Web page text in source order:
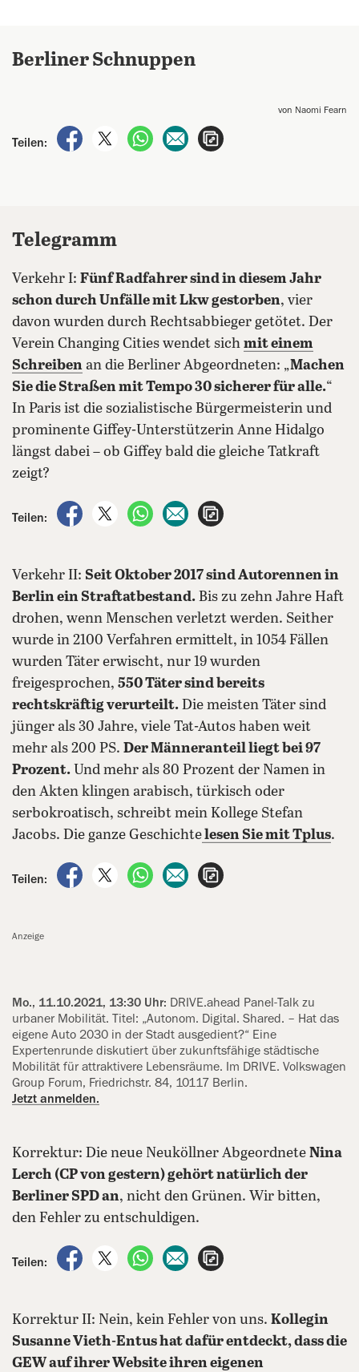
Berliner Schnuppen
von Naomi Fearn
Teilen:
auf Facebook teilen
auf X teilenper WhatsApp teilen
per E-Mail teilen
Telegramm
Verkehr I: Fünf Radfahrer sind in diesem Jahr
schon durch Unfälle mit Lkw gestorben, vier
davon wurden durch Rechtsabbieger getötet. Der
Verein Changing Cities wendet sich mit einem
Schreiben an die Berliner Abgeordneten: „Machen
Sie die Straßen mit Tempo 30 sicherer für alle.“
In Paris ist die sozialistische Bürgermeisterin und
prominente Giffey-Unterstützerin Anne Hidalgo
längst dabei – ob Giffey bald die gleiche Tatkraft
zeigt?
Teilen:
auf Facebook teilen
auf X teilenper WhatsApp teilen
per E-Mail teilen
Verkehr II: Seit Oktober 2017 sind Autorennen in
Berlin ein Straftatbestand. Bis zu zehn Jahre Haft
drohen, wenn Menschen verletzt werden. Seither
wurde in 2100 Verfahren ermittelt, in 1054 Fällen
wurden Täter erwischt, nur 19 wurden
freigesprochen, 550 Täter sind bereits
rechtskräftig verurteilt. Die meisten Täter sind
jünger als 30 Jahre, viele Tat-Autos haben weit
mehr als 200 PS. Der Männeranteil liegt bei 97
Prozent. Und mehr als 80 Prozent der Namen in
den Akten klingen arabisch, türkisch oder
serbokroatisch, schreibt mein Kollege Stefan
Jacobs. Die ganze Geschichtelesen Sie mit Tplus.
Teilen:
auf Facebook teilen
auf X teilenper WhatsApp teilen
per E-Mail teilen
Anzeige
Mo., 11.10.2021, 13:30 Uhr: DRIVE.ahead Panel-Talk zu
urbaner Mobilität. Titel: „Autonom. Digital. Shared. – Hat das
eigene Auto 2030 in der Stadt ausgedient?“ Eine
Expertenrunde diskutiert über zukunftsfähige städtische
Mobilität für attraktivere Lebensräume. Im DRIVE. Volkswagen
Group Forum, Friedrichstr. 84, 10117 Berlin.
Jetzt anmelden.
Korrektur: Die neue Neuköllner Abgeordnete Nina
Lerch (CP von gestern) gehört natürlich der
Berliner SPD an, nicht den Grünen. Wir bitten,
den Fehler zu entschuldigen.
Teilen:
auf Facebook teilen
auf X teilenper WhatsApp teilen
per E-Mail teilen
Korrektur II: Nein, kein Fehler von uns. Kollegin
Susanne Vieth-Entus hat dafür entdeckt, dass die
GEW auf ihrer Website ihren eigenen